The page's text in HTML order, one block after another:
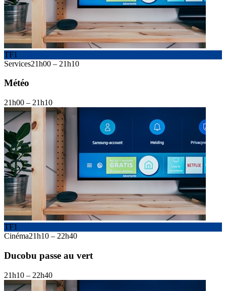
TF1
Services21h00 – 21h10
Météo
21h00 – 21h10
TF1
Cinéma21h10 – 22h40
Ducobu passe au vert
21h10 – 22h40